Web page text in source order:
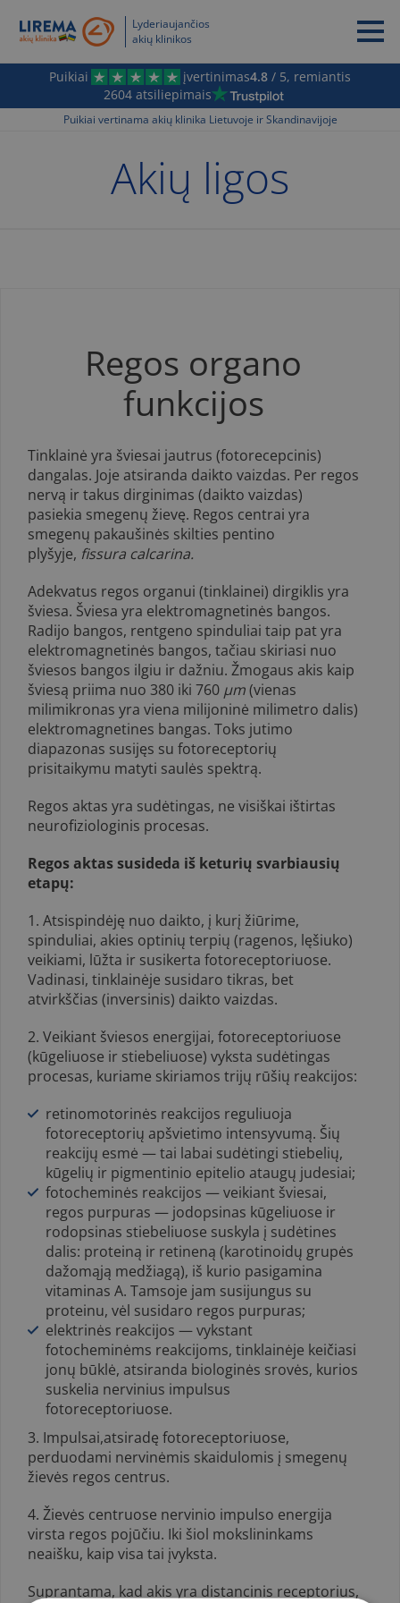
Lyderiaujančios
akių klinikos
Puikiai įvertinimas4.8 / 5, remiantis
2604 atsiliepimais
Puikiai vertinama akių klinika Lietuvoje ir Skandinavijoje
Akių ligos
Regos organo
funkcijos
Tinklainė yra šviesai jautrus (fotorecepcinis)
dangalas. Joje atsiranda daikto vaizdas. Per regos
nervą ir takus dirginimas (daikto vaizdas)
pasiekia smegenų žievę. Regos centrai yra
smegenų pakaušinės skilties pentino
plyšyje, fissura calcarina.
Adekvatus regos organui (tinklainei) dirgiklis yra
šviesa. Šviesa yra elektromagnetinės bangos.
Radijo bangos, rentgeno spinduliai taip pat yra
elektromagnetinės bangos, tačiau skiriasi nuo
šviesos bangos ilgiu ir dažniu. Žmogaus akis kaip
šviesą priima nuo 380 iki 760 µm(vienas
milimikronas yra viena milijoninė milimetro dalis)
elektromagnetines bangas. Toks jutimo
diapazonas susijęs su fotoreceptorių
prisitaikymu matyti saulės spektrą.
Regos aktas yra sudėtingas, ne visiškai ištirtas
neurofiziologinis procesas.
Regos aktas susideda iš keturių svarbiausių
etapų:
1. Atsispindėję nuo daikto, į kurį žiūrime,
spinduliai, akies optinių terpių (ragenos, lęšiuko)
veikiami, lūžta ir susikerta fotoreceptoriuose.
Vadinasi, tinklainėje susidaro tikras, bet
atvirkščias (inversinis) daikto vaizdas.
2. Veikiant šviesos energijai, fotoreceptoriuose
(kūgeliuose ir stiebe­liuose) vyksta sudėtingas
procesas, kuriame skiriamos trijų rūšių reakcijos:
retinomotorinės reakcijos reguliuoja
fotoreceptorių apšvieti­mo intensyvumą. Šių
reakcijų esmė — tai labai sudėtingi stiebelių,
kūge­lių ir pigmentinio epitelio ataugų judesiai;
fotocheminės reakcijos — veikiant šviesai,
regos purpuras — jodopsinas kūgeliuose ir
rodopsinas stiebeliuose suskyla į sudėtines
dalis: proteiną ir retineną (karotinoidų grupės
dažomąją medžiagą), iš kurio pasigamina
vitaminas A. Tamsoje jam susijungus su
proteinu, vėl susi­daro regos purpuras;
elektrinės reakcijos — vykstant
fotocheminėms reakcijoms, tin­klainėje keičiasi
jonų būklė, atsiranda biologinės srovės, kurios
su­skelia nervinius impulsus
fotoreceptoriuose.
3. Impulsai,atsiradę fotoreceptoriuose,
perduodami nervinėmis skaidulomis į smegenų
žievės regos centrus.
4. Žievės centruose nervinio impulso energija
virsta regos pojūčiu. Iki šiol mokslininkams
neaišku, kaip visa tai įvyksta.
Suprantama, kad akis yra distancinis receptorius,